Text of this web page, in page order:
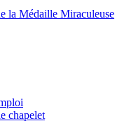
la Médaille Miraculeuse
chapelet